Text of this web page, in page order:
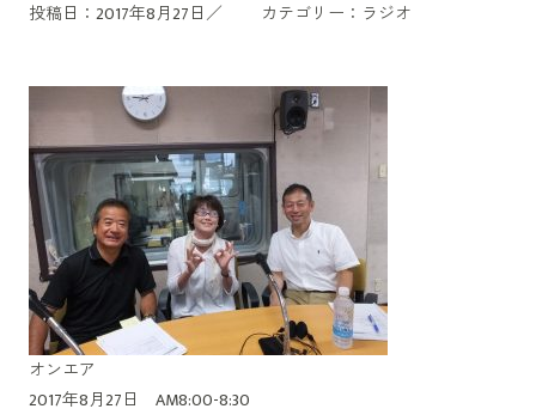
投稿日：2017年8月27日／ カテゴリー： ラジオ
オンエア
2017年8月27日 AM8:00-8:30